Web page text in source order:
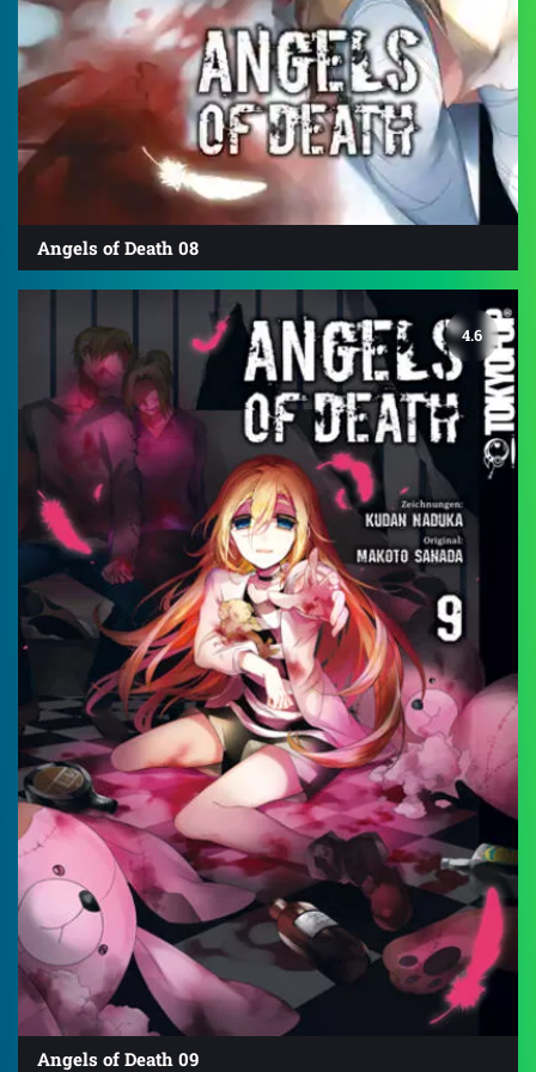
Angels of Death 08
4.6
Angels of Death 09